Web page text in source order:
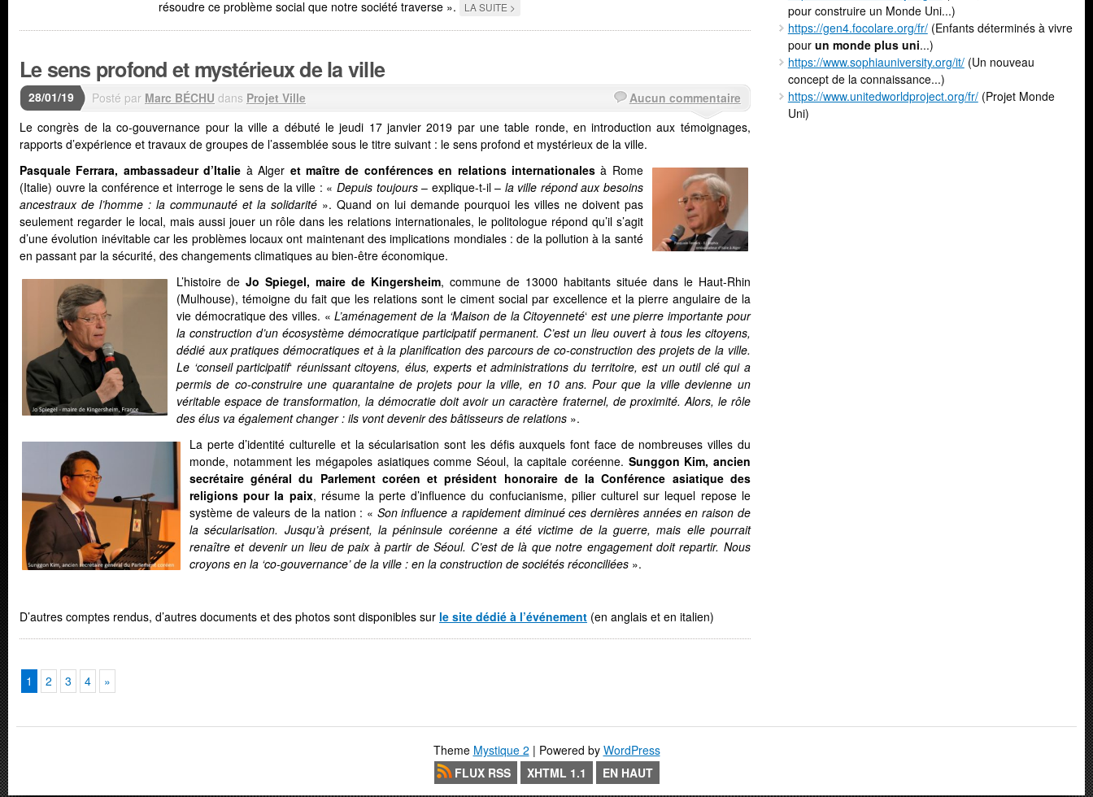
résoudre ce problème social que notre société traverse ».
LA SUITE >
Le sens profond et mystérieux de la ville
28/01/19 Posté par Marc BÉCHU dans Projet Ville
Aucun commentaire
Le congrès de la co-gouvernance pour la ville a débuté le jeudi 17 janvier 2019 par une table ronde, en introduction aux témoignages,
rapports d’expérience et travaux de groupes de l’assemblée sous le titre suivant : le sens profond et mystérieux de la ville.
Pasquale Ferrara, ambassadeur d’Italie à Alger et maître de conférences en relations internationalesà Rome
(Italie) ouvre la conférence et interroge le sens de la ville : « Depuis toujours– explique-t-il – la ville répond aux besoins
ancestraux de l’homme : la communauté et la solidarité». Quand on lui demande pourquoi les villes ne doivent pas
seulement regarder le local, mais aussi jouer un rôle dans les relations internationales, le politologue répond qu’il s’agit
d’une évolution inévitable car les problèmes locaux ont maintenant des implications mondiales : de la pollution à la santé
en passant par la sécurité, des changements climatiques au bien-être économique.
L’histoire de Jo Spiegel, maire de Kingersheim, commune de 13000 habitants située dans le Haut-Rhin
(Mulhouse), témoigne du fait que les relations sont le ciment social par excellence et la pierre angulaire de la
vie démocratique des villes. «L’aménagement de la ‘Maison de la Citoyenneté‘ est une pierre importante pour
la construction d’un écosystème démocratique participatif permanent. C’est un lieu ouvert à tous les citoyens,
dédié aux pratiques démocratiques et à la planification des parcours de co-construction des projets de la ville.
Le ‘conseil participatif‘ réunissant citoyens, élus, experts et administrations du territoire, est un outil clé qui a
permis de co-construire une quarantaine de projets pour la ville, en 10 ans. Pour que la ville devienne un
véritable espace de transformation, la démocratie doit avoir un caractère fraternel, de proximité. Alors, le rôle
des élus va également changer : ils vont devenir des bâtisseurs de relations ».
La perte d’identité culturelle et la sécularisation sont les défis auxquels font face de nombreuses villes du
monde, notamment les mégapoles asiatiques comme Séoul, la capitale coréenne. Sunggon Kim, ancien
secrétaire général du Parlement coréen et président honoraire de la Conférence asiatique des
religions pour la paix, résume la perte d’influence du confucianisme, pilier culturel sur lequel repose le
système de valeurs de la nation : « Son influence a rapidement diminué ces dernières années en raison de
la sécularisation. Jusqu’à présent, la péninsule coréenne a été victime de la guerre, mais elle pourrait
renaître et devenir un lieu de paix à partir de Séoul. C’est de là que notre engagement doit repartir. Nous
croyons en la ‘co-gouvernance’ de la ville : en la construction de sociétés réconciliées ».
D’autres comptes rendus, d’autres documents et des photos sont disponibles sur le site dédié à l’événement (en anglais et en italien)
1 2 3 4 »
pour construire un Monde Uni...)
https://gen4.focolare.org/fr/(Enfants déterminés à vivre
pour un monde plus uni...)
https://www.sophiauniversity.org/it/(Un nouveau
concept de la connaissance...)
https://www.unitedworldproject.org/fr/(Projet Monde
Uni)
Theme Mystique 2 | Powered by WordPress
FLUX RSS
XHTML 1.1 EN HAUT